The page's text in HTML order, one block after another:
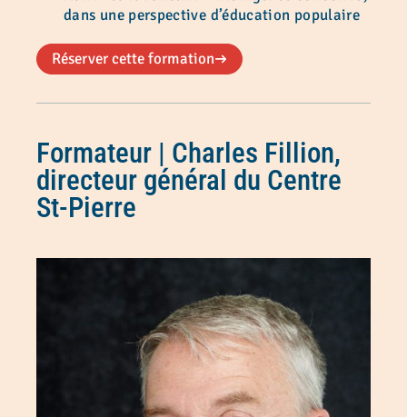
dans une perspective d’éducation populaire
Réserver cette formation
Formateur | Charles Fillion,
directeur général du Centre
St-Pierre